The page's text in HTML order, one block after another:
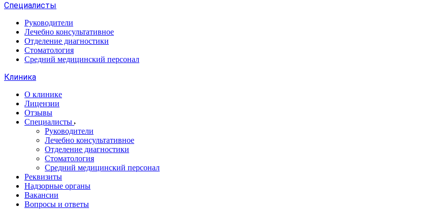
Специалисты
Руководители
Лечебно консультативное
Отделение диагностики
Стоматология
Средний медицинский персонал
Клиника
О клинике
Лицензии
Отзывы
Специалисты
Руководители
Лечебно консультативное
Отделение диагностики
Стоматология
Средний медицинский персонал
Реквизиты
Надзорные органы
Вакансии
Вопросы и ответы